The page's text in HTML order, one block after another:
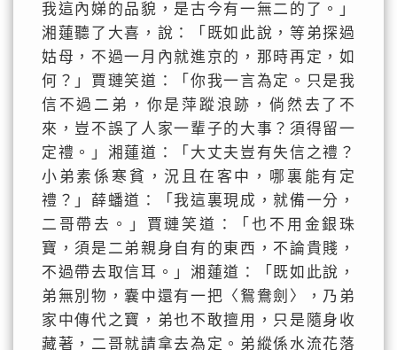
我這內娣的品貌，是古今有一無二的了。」
湘蓮聽了大喜，說：「既如此說，等弟探過
姑母，不過一月內就進京的，那時再定，如
何？」賈璉笑道：「你我一言為定。只是我
信不過二弟，你是萍蹤浪跡，倘然去了不
來，豈不誤了人家一輩子的大事？須得留一
定禮。」湘蓮道：「大丈夫豈有失信之禮？
小弟素係寒貧，況且在客中，哪裏能有定
禮？」薛蟠道：「我這裏現成，就備一分，
二哥帶去。」賈璉笑道：「也不用金銀珠
寶，須是二弟親身自有的東西，不論貴賤，
不過帶去取信耳。」湘蓮道：「既如此說，
弟無別物，囊中還有一把〈鴛鴦劍〉，乃弟
家中傳代之寶，弟也不敢擅用，只是隨身收
藏著，二哥就請拿去為定。弟縱係水流花落